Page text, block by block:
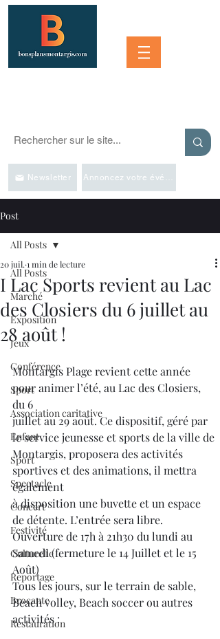
Newsletter
Post
All Posts
Marché
Exposition
Jeux
Conférence
Sport
Association caritative
Enfant
Sport
Spectacle
Concert
Festivité
Culturelle
Reportage
Brocante
Restauration
All Posts
I Lac Sports revient au Lac
des Closiers du 6 juillet au
28 août !
20 juil. 1 min de lecture
Montargis Plage revient cette année
pour animer l’été, au Lac des Closiers,
du 6
juillet au 29 août. Ce dispositif, géré par
le service jeunesse et sports de la ville de
Montargis, proposera des activités
sportives et des animations, il mettra
également
à disposition une buvette et un espace
de détente. L’entrée sera libre.
Ouverture de 17h à 21h30 du lundi au
Samedi (fermeture le 14 Juillet et le 15
Août)
Tous les jours, sur le terrain de sable,
Beach volley, Beach soccer ou autres
activités :